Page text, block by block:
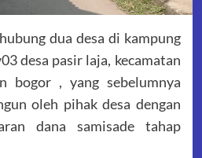
dua desa di kampung
desa pasir laja, kecamatan
bogor , yang sebelumnya
oleh pihak desa dengan
dana samisade tahap